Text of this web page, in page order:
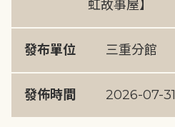
虹故事屋】
發布單位 三重分館
發佈時間 2026-07-31